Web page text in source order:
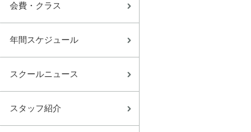
会費・クラス
年間スケジュール
スクールニュース
スタッフ紹介